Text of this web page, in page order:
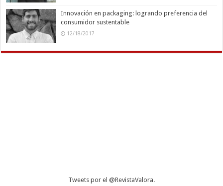
Innovación en packaging: logrando preferencia del
consumidor sustentable
12/18/2017
Tweets por el @RevistaValora.